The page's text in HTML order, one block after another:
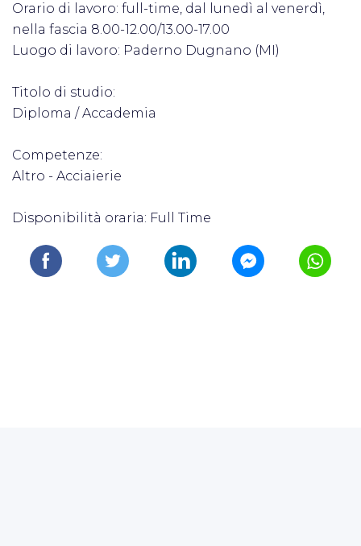
Orario di lavoro: full-time, dal lunedì al venerdì,
nella fascia 8.00-12.00/13.00-17.00
Luogo di lavoro: Paderno Dugnano (MI)
Titolo di studio:
Diploma / Accademia
Competenze:
Altro - Acciaierie
Disponibilità oraria: Full Time